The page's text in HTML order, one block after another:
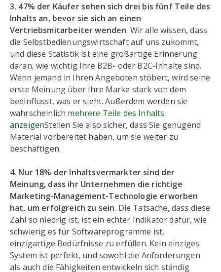
3. 47% der Käufer sehen sich drei bis fünf Teile des
Inhalts an, bevor sie sich an einen
Vertriebsmitarbeiter wenden. Wir alle wissen, dass
die Selbstbedienungswirtschaft auf uns zukommt,
und diese Statistik ist eine großartige Erinnerung
daran, wie wichtig Ihre B2B- oder B2C-Inhalte sind.
Wenn jemand in Ihren Angeboten stöbert, wird seine
erste Meinung über Ihre Marke stark von dem
beeinflusst, was er sieht. Außerdem werden sie
wahrscheinlich mehrere Teile des Inhalts
anzeigenStellen Sie also sicher, dass Sie genügend
Material vorbereitet haben, um sie weiter zu
beschäftigen.
4. Nur 18% der Inhaltsvermarkter sind der
Meinung, dass ihr Unternehmen die richtige
Marketing-Management-Technologie erworben
hat, um erfolgreich zu sein. Die Tatsache, dass diese
Zahl so niedrig ist, ist ein echter Indikator dafür, wie
schwierig es für Softwareprogramme ist,
einzigartige Bedürfnisse zu erfüllen. Kein einziges
System ist perfekt, und sowohl die Anforderungen
als auch die Fähigkeiten entwickeln sich ständig